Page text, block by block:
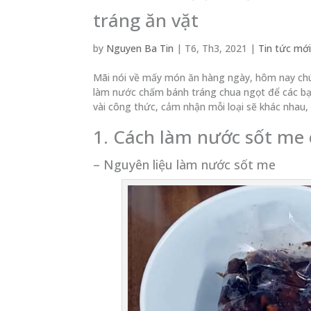
tráng ăn vặt
by Nguyen Ba Tin | T6, Th3, 2021 | Tin tức mới
Mãi nói về mấy món ăn hàng ngày, hôm nay
làm nước chấm bánh tráng chua ngọt để các
vài công thức, cảm nhận mỗi loại sẽ khác
1. Cách làm nước sốt
– Nguyên liệu làm nước sốt me